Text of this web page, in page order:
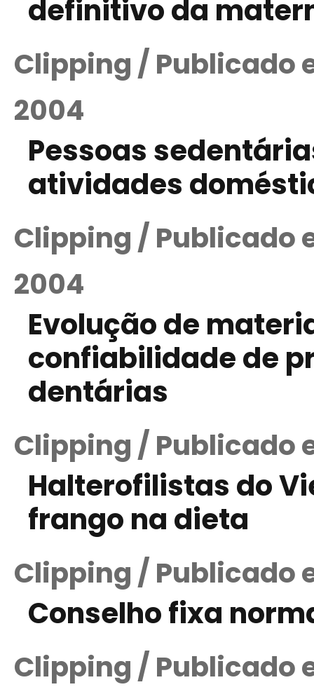
definitivo da
Clipping / Publicado
2004
Pessoas
atividades
Clipping / Publicado
2004
Evolução de
confiabilidade de
dentárias
Clipping / Publicado
Halterofilistas do
frango na dieta
Clipping / Publicado
Conselho fixa
Clipping / Publicado